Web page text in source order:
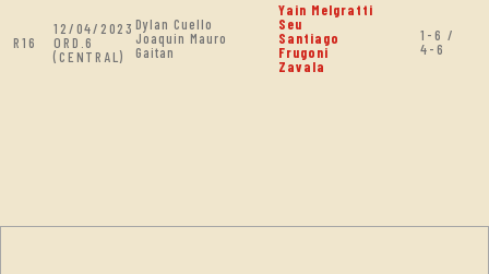
R16
12/04/2023
ORD.6
(CENTRAL)
Dylan Cuello
Joaquin Mauro
Gaitan
Yain Melgratti
Seu
Santiago
Frugoni
Zavala
1-6 /
4-6